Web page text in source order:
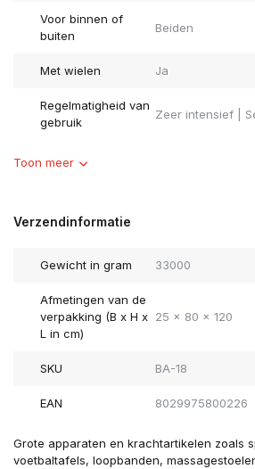
Voor binnen of
buiten
Beiden
Met wielen Ja
Regelmatigheid van
gebruik
Zeer intensief |
Toon meer
Verzendinformatie
Gewicht in gram 33000
Afmetingen van de
verpakking (B x H x
L in cm)
25 x 80 x 120
SKU BA-18
EAN 8029975800226
Grote apparaten en krachtartikelen zoals
voetbaltafels, loopbanden,